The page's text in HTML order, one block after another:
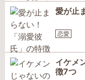
愛が止
恋愛
イケメ
徴7つ